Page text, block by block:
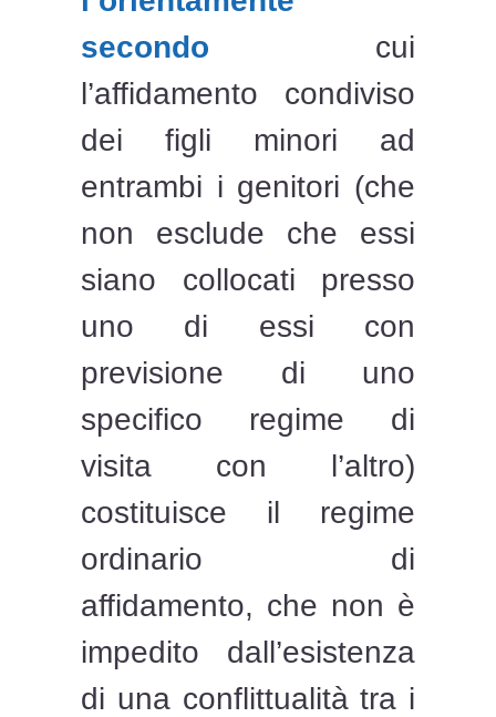
secondo cui
l’affidamento condiviso
dei figli minori ad
entrambi i genitori (che
non esclude che essi
siano collocati presso
uno di essi con
previsione di uno
specifico regime di
visita con l’altro)
costituisce il regime
ordinario di
affidamento, che non è
impedito dall’esistenza
di una conflittualità tra i